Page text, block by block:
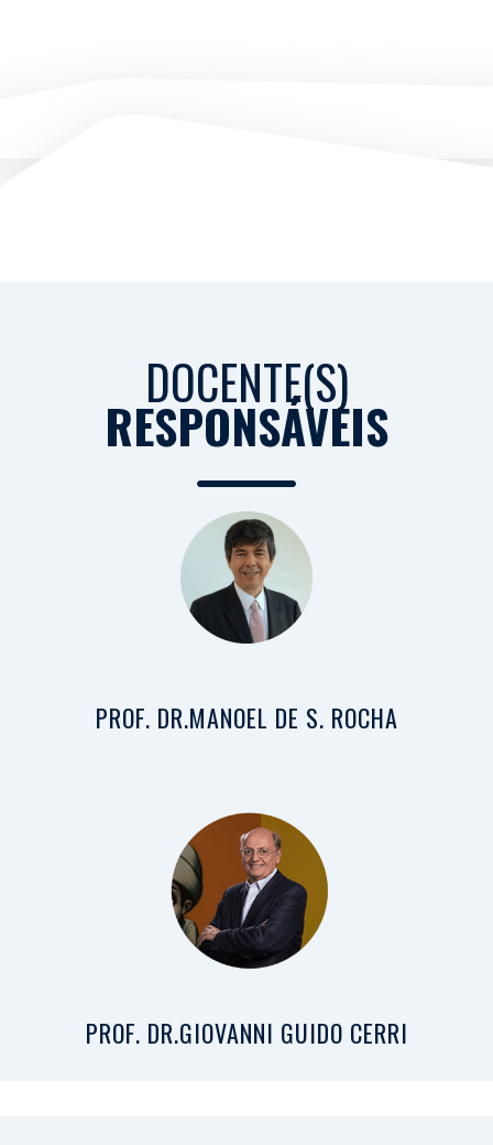
DOCENTE(S)
RESPONSÁVEIS
PROF. DR.MANOEL DE S. ROCHA
PROF. DR.GIOVANNI GUIDO CERRI